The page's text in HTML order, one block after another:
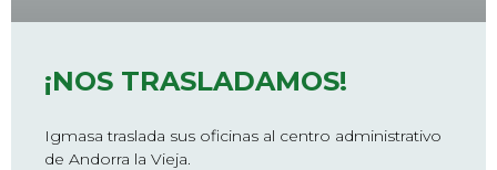
¡NOS TRASLADAMOS!
Igmasa traslada sus oficinas al centro administrativo
de Andorra la Vieja.